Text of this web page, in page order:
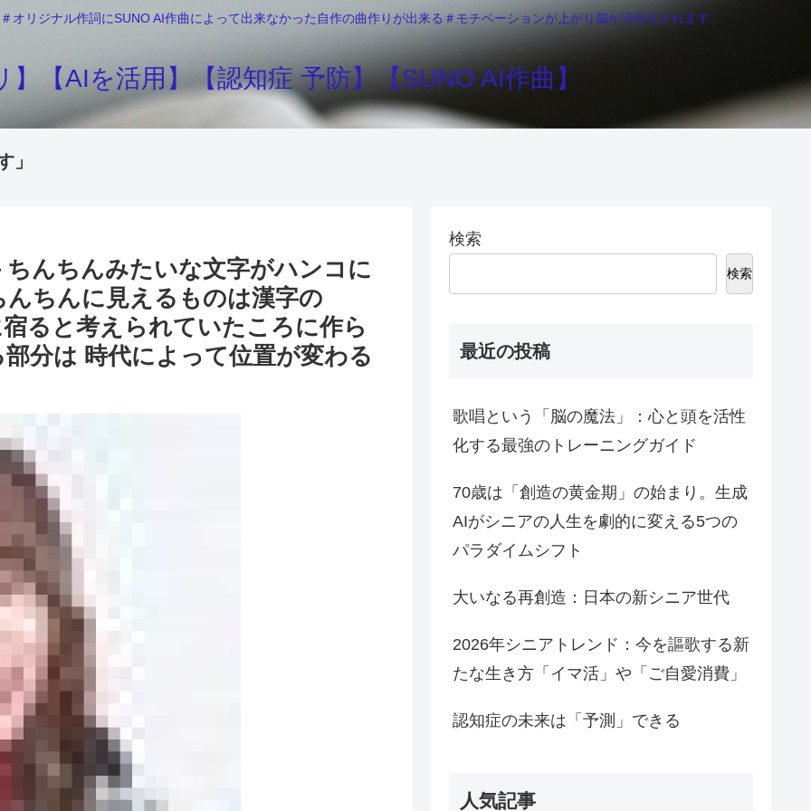
リジナル作詞にSUNO AI作曲によって出来なかった自作の曲作りが出来る＃モチベーションが上がり脳が活性化されます。
【AIを活用】【認知症 予防】【SUNO AI作曲】
」
んちんみたいな文字がハンコに
ちんに見えるものは漢字の
ると考えられていたころに作ら
分は 時代によって位置が変わる
検索
検索
最近の投稿
歌唱という「脳の魔法」：心と頭を活性
化する最強のトレーニングガイド
70歳は「創造の黄金期」の始まり。生成
AIがシニアの人生を劇的に変える5つの
パラダイムシフト
大いなる再創造：日本の新シニア世代
2026年シニアトレンド：今を謳歌する新
たな生き方「イマ活」や「ご自愛消費」
認知症の未来は「予測」できる
人気記事